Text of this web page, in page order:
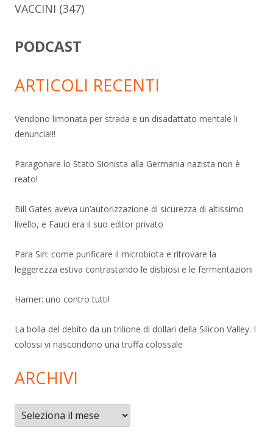
VACCINI (347)
PODCAST
ARTICOLI RECENTI
Vendono limonata per strada e un disadattato mentale li
denuncia!!!
Paragonare lo Stato Sionista alla Germania nazista non è
reato!
Bill Gates aveva un’autorizzazione di sicurezza di altissimo
livello, e Fauci era il suo editor privato
Para Sin: come purificare il microbiota e ritrovare la
leggerezza estiva contrastando le disbiosi e le fermentazioni
Hamer: uno contro tutti!
La bolla del debito da un trilione di dollari della Silicon Valley. I
colossi vi nascondono una truffa colossale
ARCHIVI
Archivi